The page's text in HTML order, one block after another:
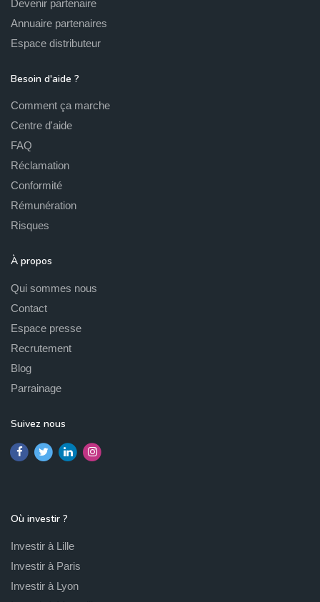
Devenir partenaire
Annuaire partenaires
Espace distributeur
Besoin d'aide ?
Comment ça marche
Centre d'aide
FAQ
Réclamation
Conformité
Rémunération
Risques
À propos
Qui sommes nous
Contact
Espace presse
Recrutement
Blog
Parrainage
Suivez nous
Où investir ?
Investir à Lille
Investir à Paris
Investir à Lyon